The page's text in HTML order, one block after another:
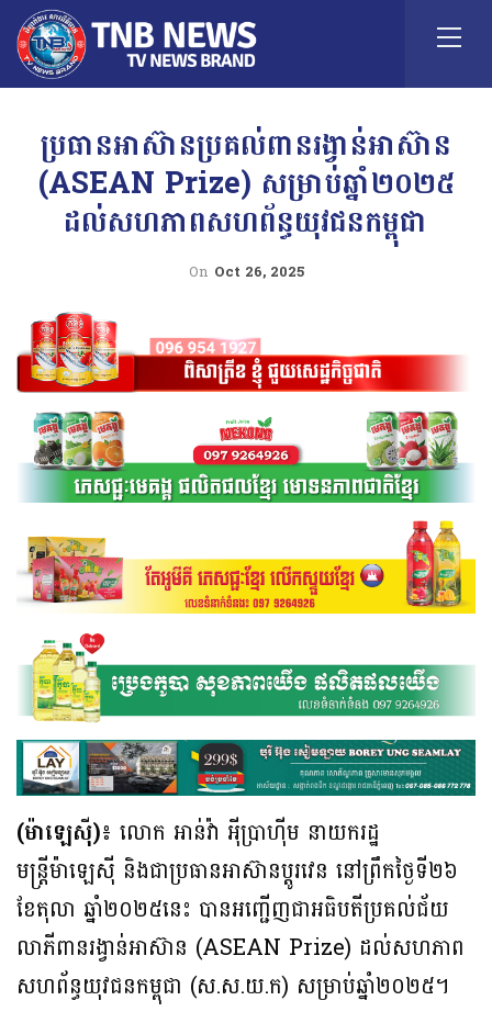
ប្រធានអាស៊ានប្រគល់ពានរង្វាន់អាស៊ាន
(ASEAN Prize) សម្រាប់ឆ្នាំ២០២៥
ដល់សហភាពសហព័ន្ធយុវជនកម្ពុជា
On Oct 26, 2025
(ម៉ាឡេស៉ី)៖ លោក អាន់វ៉ា អ៉ីប្រាហ៉ីម នាយករដ្ឋ
មន្ត្រីម៉ាឡេស៉ី និងជាប្រធានអាស៊ានប្តូរវេន នៅព្រឹកថ្ងៃទី២៦
ខែតុលា ឆ្នាំ២០២៥នេះ បានអញ្ជើញជាអធិបតីប្រគល់ជ័យ
លាភីពានរង្វាន់អាស៊ាន (ASEAN Prize) ដល់សហភាព
សហព័ន្ធយុវជនកម្ពុជា (ស.ស.យ.ក) សម្រាប់ឆ្នាំ២០២៥។